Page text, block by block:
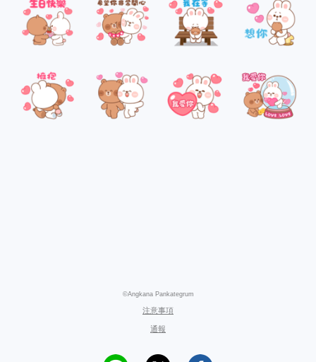
©Angkana Pankategrum
注意事項
通報